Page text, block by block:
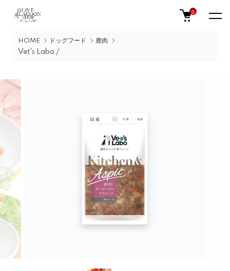
0
HOME ドッグフード 鹿肉
Vet's Labo /